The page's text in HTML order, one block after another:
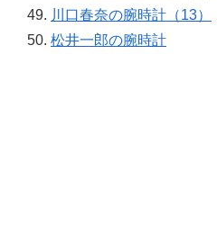
川口春奈の腕時計（13）
松井一郎の腕時計